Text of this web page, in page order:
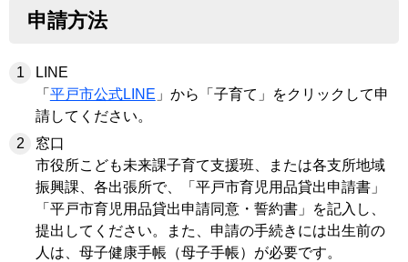
申請方法
LINE
「 平戸市公式LINE 」から「子育て」をクリックして申
請してください。
窓口
市役所こども未来課子育て支援班、または各支所地域
振興課、各出張所で、「平戸市育児用品貸出申請書」
「平戸市育児用品貸出申請同意・誓約書」を記入し、
提出してください。また、申請の手続きには出生前の
人は、母子健康手帳（母子手帳）が必要です。